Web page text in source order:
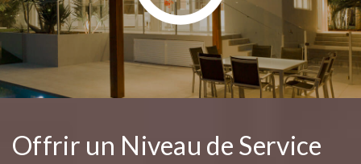
Offrir un Niveau de Service